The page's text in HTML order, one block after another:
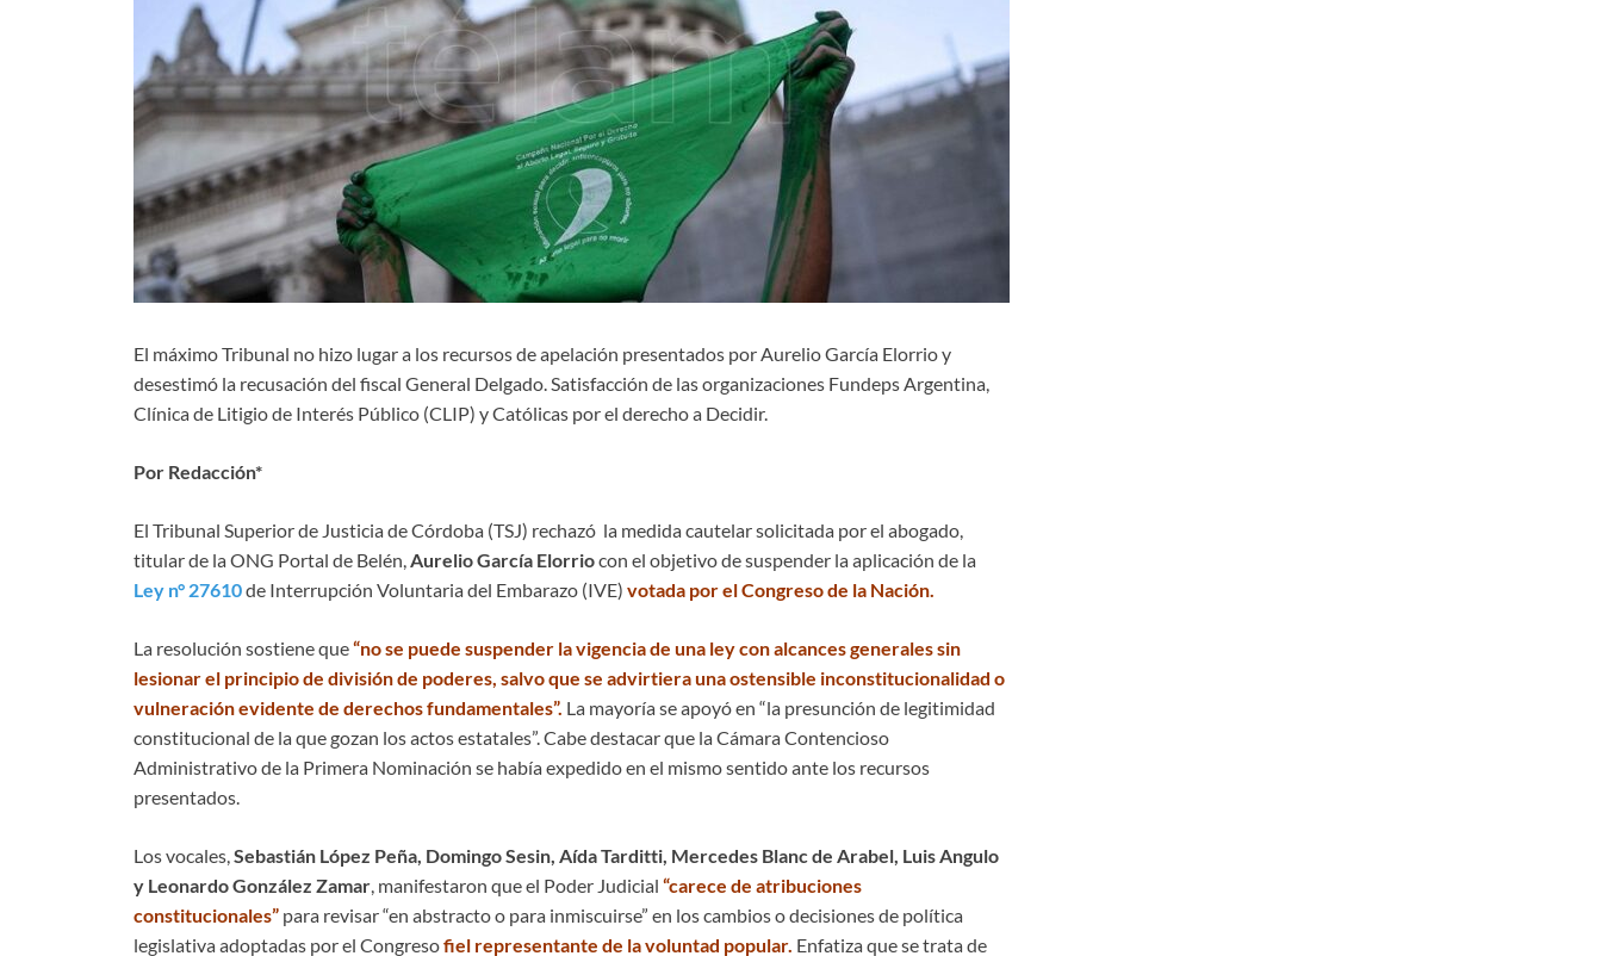
El máximo Tribunal no hizo lugar a los recursos de apelación presentados por Aurelio García Elorrio y
desestimó la recusación del fiscal General Delgado. Satisfacción de las organizaciones Fundeps Argentina,
Clínica de Litigio de Interés Público (CLIP) y Católicas por el derecho a Decidir.
Por Redacción*
El Tribunal Superior de Justicia de Córdoba (TSJ) rechazó la medida cautelar solicitada por el abogado,
titular de la ONG Portal de Belén,Aurelio García Elorriocon el objetivo de suspender la aplicación de la
Ley n° 27610de Interrupción Voluntaria del Embarazo (IVE) votada por el Congreso de la Nación.
La resolución sostiene que“no se puede suspender la vigencia de una ley con alcances generales sin
lesionar el principio de división de poderes, salvo que se advirtiera una ostensible inconstitucionalidad o
vulneración evidente de derechos fundamentales”. La mayoría se apoyó en “la presunción de legitimidad
constitucional de la que gozan los actos estatales”. Cabe destacar que la Cámara Contencioso
Administrativo de la Primera Nominación se había expedido en el mismo sentido ante los recursos
presentados.
Los vocales,Sebastián López Peña, Domingo Sesin, Aída Tarditti, Mercedes Blanc de Arabel, Luis Angulo
y Leonardo González Zamar, manifestaron que el Poder Judicial “carece de atribuciones
constitucionales” para revisar “en abstracto o para inmiscuirse” en los cambios o decisiones de política
legislativa adoptadas por el Congresofiel representante de la voluntad popular. Enfatiza que se trata de